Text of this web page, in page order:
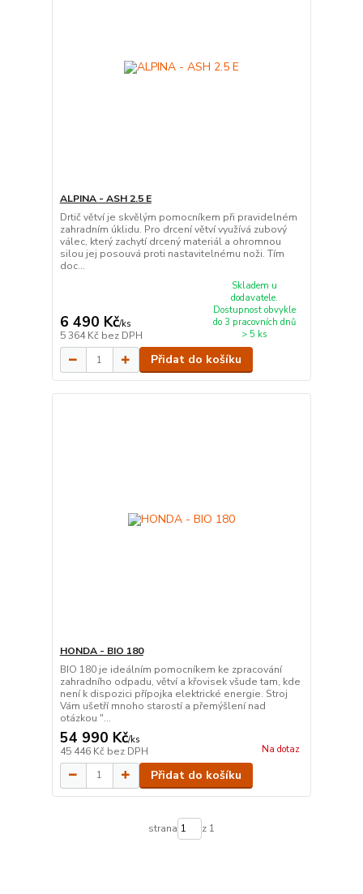
ALPINA - ASH 2.5 E
Drtič větví je skvělým pomocníkem při pravidelném
zahradním úklidu. Pro drcení větví využívá zubový
válec, který zachytí drcený materiál a ohromnou
silou jej posouvá proti nastavitelnému noži. Tím
doc...
6 490 Kč/ks
5 364 Kč bez DPH
Skladem u
dodavatele.
Dostupnost obvykle
do 3 pracovních dnů
> 5 ks
Přidat do košíku
HONDA - BIO 180
BIO 180 je ideálním pomocníkem ke zpracování
zahradního odpadu, větví a křovisek všude tam, kde
není k dispozici přípojka elektrické energie. Stroj
Vám ušetří mnoho starostí a přemýšlení nad
otázkou "...
54 990 Kč/ks
45 446 Kč bez DPH Na dotaz
Přidat do košíku
strana z 1